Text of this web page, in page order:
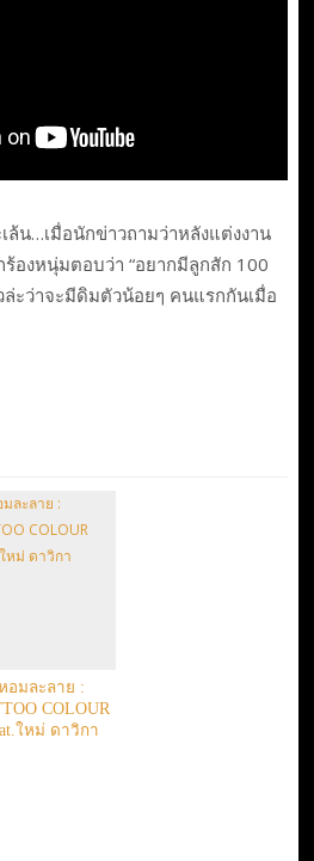
น…เมื่อนักข่าวถามว่าหลังแต่งงาน
องหนุ่มตอบว่า “อยากมีลูกสัก 100
ะว่าจะมีดิมตัวน้อยๆ คนแรกกันเมื่อ
อมละลาย :
COLOUR
ใหม่ ดาวิกา